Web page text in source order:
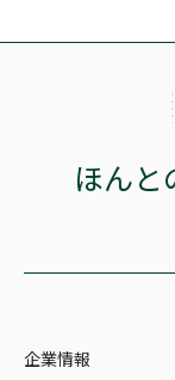
ほんと
企業情報